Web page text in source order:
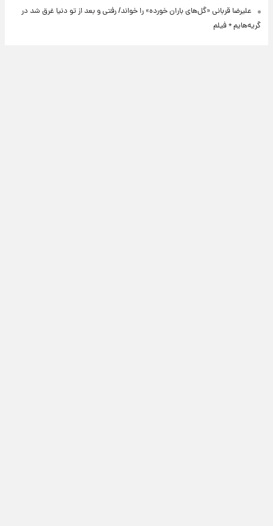
علیرضا قربانی «گل‌های باران خورده» را خواند/ رفتی و بعد از تو دنیا غرق شد در
گریه‌هایم + فیلم